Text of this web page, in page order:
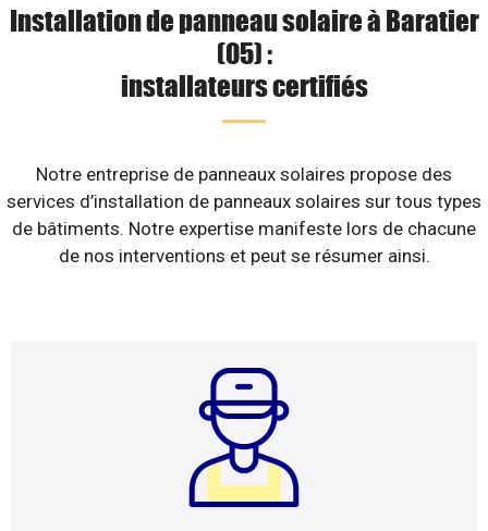
Installation de panneau solaire à Baratier
(05) :
installateurs certifiés
Notre entreprise de panneaux solaires propose des
services d’installation de panneaux solaires sur tous types
de bâtiments. Notre expertise manifeste lors de chacune
de nos interventions et peut se résumer ainsi.